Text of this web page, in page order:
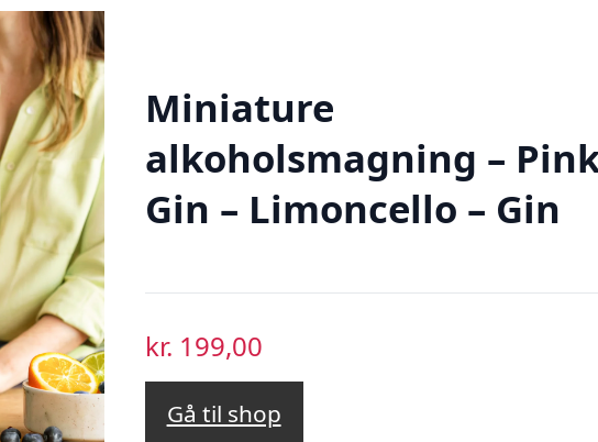
Miniature
alkoholsmagning –
Gin – Limoncello – Gin
kr. 199,00
Gå til shop